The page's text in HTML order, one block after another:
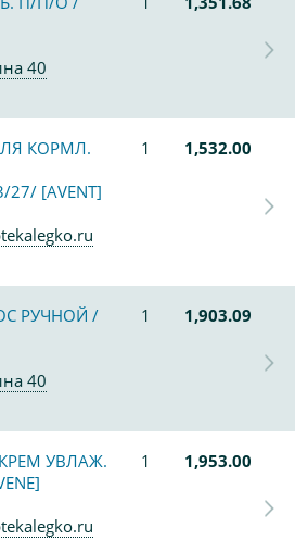
40
КОРМЛ.
[AVENT]
1 1,532.00
РУЧНОЙ /
1 1,903.09
40
УВЛАЖ.
1 1,953.00